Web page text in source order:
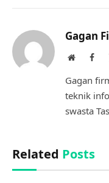
Gagan
Website
Gagan
teknik
swasta
Related Posts